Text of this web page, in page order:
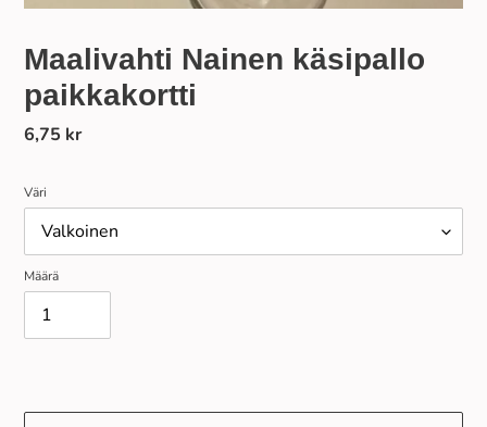
Maalivahti Nainen käsipallo
paikkakortti
Normaalihinta
6,75 kr
Väri
Määrä